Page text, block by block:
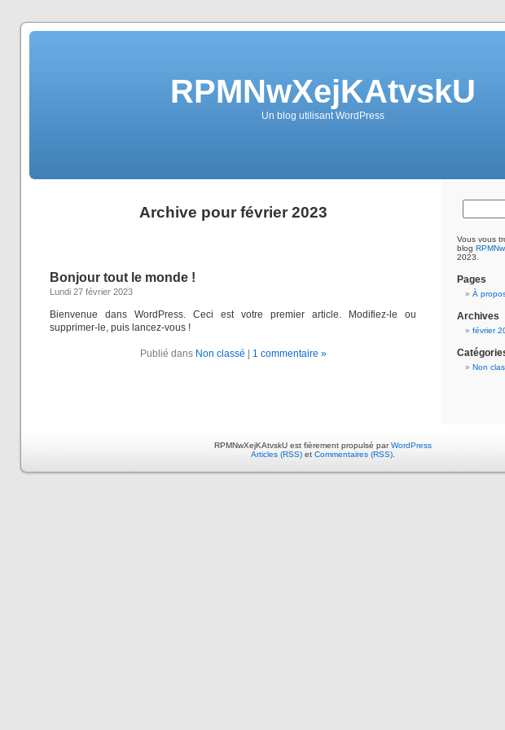
RPMNwXejKAtvskU
Un blog utilisant WordPress
Archive pour février 2023
Bonjour tout le monde !
Lundi 27 février 2023
Bienvenue dans WordPress. Ceci est votre premier article. Modifiez-le ou
supprimer-le, puis lancez-vous !
Publié dans Non classé 1 commentaire »
Vous vous
blog
2023.
Pages
À
Archives
février
Non
RPMNwXejKAtvskU est fièrement propulsé parWordPress
Articles (RSS)et Commentaires (RSS).